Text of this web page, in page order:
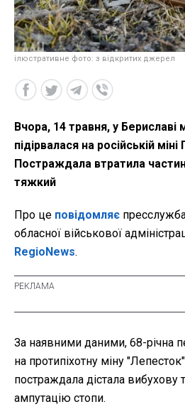
ілюстративне фото: з відкритих джерел
Вчора, 14 травня, у Бериславі
підірвалася на російській
Постраждала втратила
тяжкий
Про це повідомляє
обласної військової
RegioNews.
За наявними даними, 68-річна
на протипіхотну міну
постраждала дістала вибухову
ампутацію стопи.